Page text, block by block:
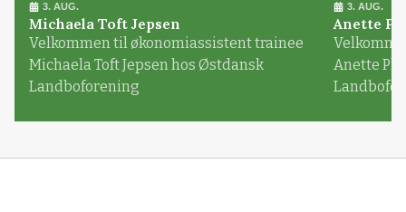
3. AUG.
Michaela Toft Jepsen
Velkommen til økonomiassistent trainee
Michaela Toft Jepsen hos Østdansk
Landboforening
3. AUG.
Anette
Anette